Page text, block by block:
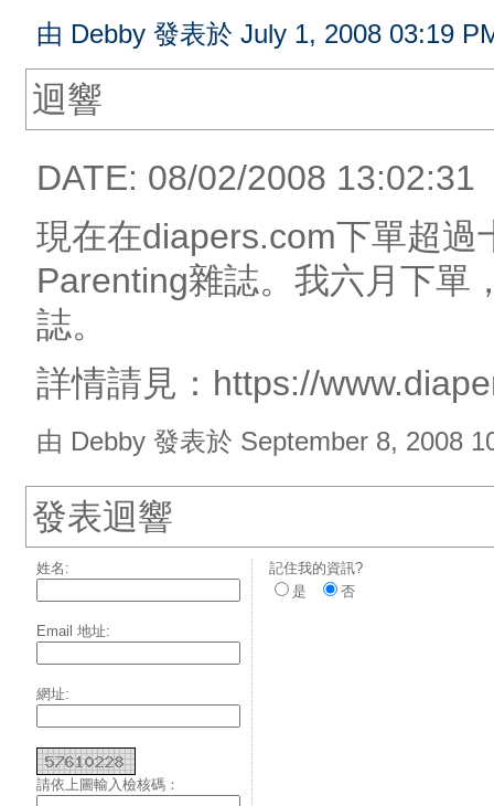
由 Debby 發表於 July 1, 2008 03:19
迴響
DATE: 08/02/2008 13:02:31
現在在diapers.com下單超
Parenting雜誌。我六月下單
誌。
詳情請見：https://
由 Debby 發表於 September 8, 2008
發表迴響
姓名:
Email 地址:
網址:
請依上圖輸入檢核碼：
記住我的資訊?
是
否